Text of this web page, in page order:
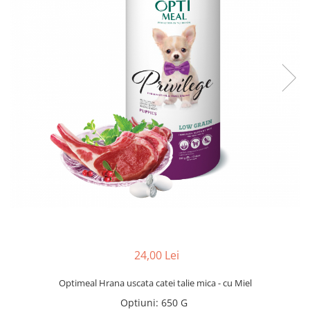
24,00 Lei
Optimeal Hrana uscata catei talie mica - cu Miel
Optiuni: 650 G